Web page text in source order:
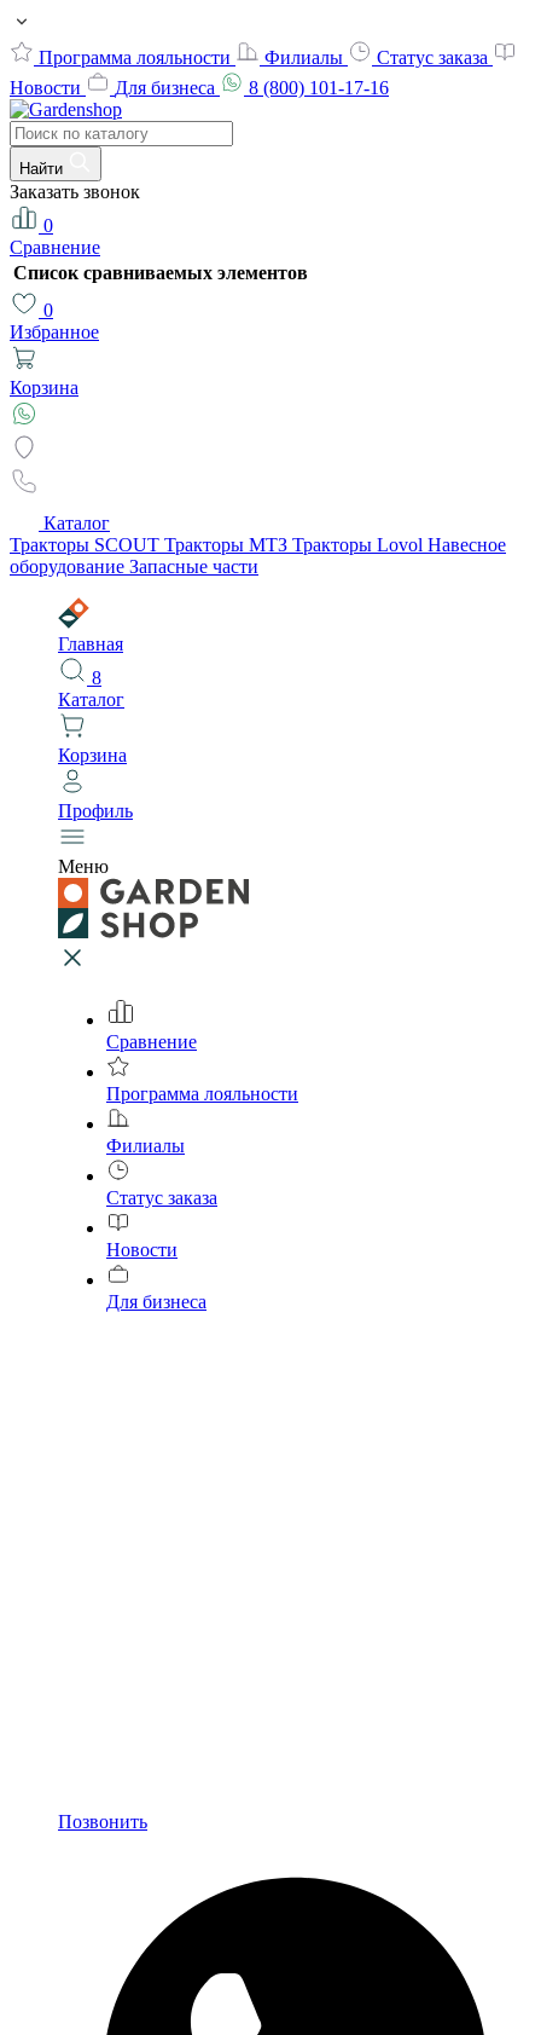
Программа лояльности Филиалы
Статус заказа
Новости
Для бизнеса 8 (800) 101-17-16
Найти
Заказать звонок
0
Сравнение
Список сравниваемых элементов
0
Избранное
Корзина
Каталог
Тракторы SCOUT Тракторы МТЗ Тракторы Lovol Навесное
оборудование Запасные части
Главная
8
Каталог
Корзина
Профиль
Меню
Сравнение
Программа лояльности
Филиалы
Статус заказа
Новости
Для бизнеса
Позвонить